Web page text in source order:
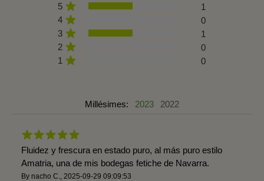
5
1
4
0
3
1
2
0
1
0
Millésimes: 2023 2022
Fluidez y frescura en estado puro, al más puro estilo
Amatria, una de mis bodegas fetiche de Navarra.
By nacho C. 2025-09-29 09:09:53